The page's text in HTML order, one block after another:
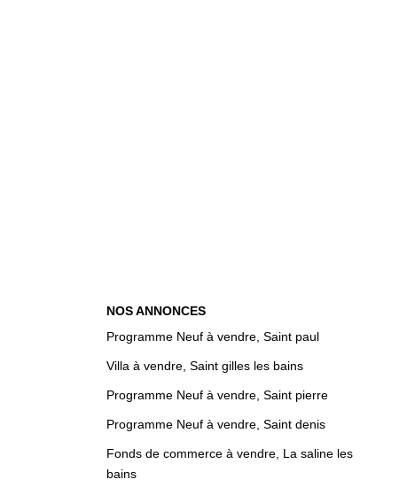
NOS ANNONCES
Programme Neuf à vendre, Saint paul
Villa à vendre, Saint gilles les bains
Programme Neuf à vendre, Saint pierre
Programme Neuf à vendre, Saint denis
Fonds de commerce à vendre, La saline les
bains